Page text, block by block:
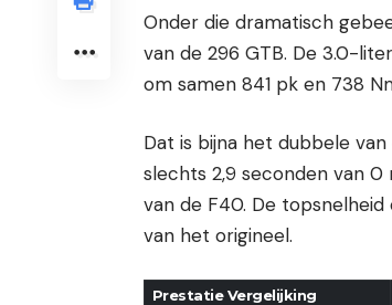
Onder die dramatisch
van de 296 GTB. De 3.0-
om samen 841 pk en 738
Dat is bijna het dubbele
slechts 2,9 seconden van
van de F40. De
van het origineel.
Prestatie Vergelijking